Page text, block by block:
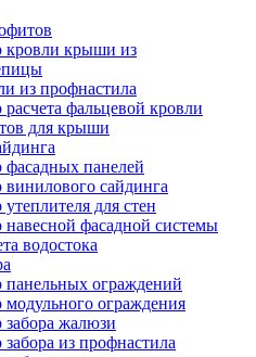
кровли крыши из
из профнастила
расчета фальцевой кровли
для крыши
фасадных панелей
винилового сайдинга
для стен
навесной фасадной системы
водостока
панельных ограждений
модульного ограждения
забора жалюзи
забора из профнастила